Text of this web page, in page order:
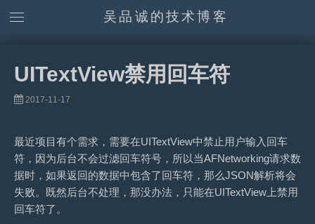
吴品诚的技术博客
UITextView禁用回车符
2017-11-17
最近项目有个需求，需要在UITextView中禁止用户输入回车
符，因为后台不会过滤回车符号，所以当AFNetworking请求数
据时，如果返回的数据中包含了回车符，那么JSON解析将会
失败。既然后台不处理，那没办法，只能在UITextView上禁用
回车符了。